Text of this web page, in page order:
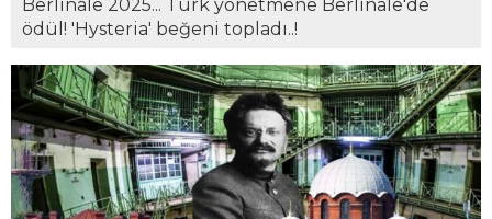
Berlinale 2025... Türk yönetmene Berlinale'de
ödül! 'Hysteria' beğeni topladı..!